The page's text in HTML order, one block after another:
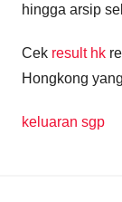
hingga arsip
Cek result hk
Hongkong
keluaran sgp